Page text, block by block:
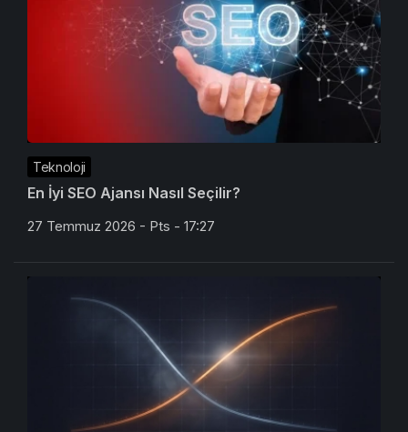
Teknoloji
En İyi SEO Ajansı Nasıl Seçilir?
27 Temmuz 2026 - Pts - 17:27